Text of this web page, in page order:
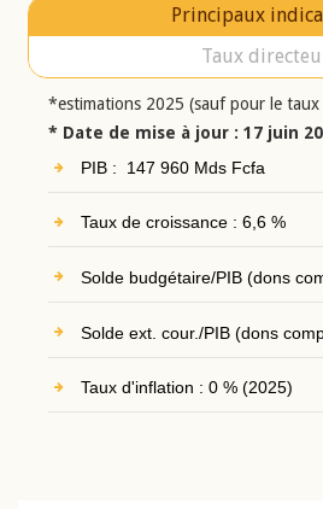
Principaux
Taux
*estimations 2025 (sauf pour le taux
* Date de mise à jour : 17 juin
PIB : 147 960 Mds Fcfa
Taux de croissance : 6,6 %
Solde budgétaire/PIB (dons
Solde ext. cour./PIB (dons
Taux d'inflation : 0 % (2025)